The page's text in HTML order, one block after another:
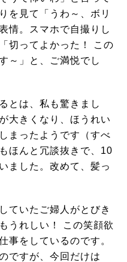
を見て「うわ～、ボリ
情。スマホで自撮りし
切ってよかった！ この
～」と、ご満悦でし
とは、私も驚きまし
大きくなり、ほうれい
まったようです（すべ
ほんと冗談抜きで、10
ました。改めて、髪っ
ていたご婦人がとびき
うれしい！ この笑顔欲
事をしているのです。
ですが、今回だけは